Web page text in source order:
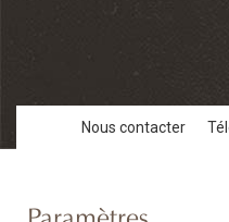
Nous contacter
Paramètres